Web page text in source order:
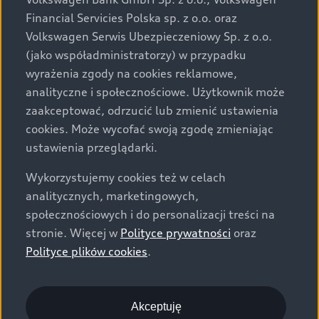
za dopłatą. Wiążące ustalenie ceny, wyposażenia i
specyfikacji pojazdu następują w umowie sprzedaży, a
określenie parametrów technicznych zawiera
świadectwo homologacji typu pojazdu. Zastrzegamy
sobie prawo do zmian i pomyłek. Wszelkie informacje
prezentowane na stronie są aktualne na dzień ich
zamieszczania. W celu uzyskania najnowszych
informacji prosimy kontaktować się z Partnerem Marki
Audi.
Wszystkie produkowane obecnie samochody marki Audi
są wykonywane z materiałów spełniających pod
względem możliwości odzysku i recyklingu wymagania
określone w normie ISO 22628 i są zgodne z
europejskimi świadectwami homologacji wydanymi wg
o.o. podlega obowiązkowi zapewnienia wszystkim
użytkownikom samochodów marki Volkswagen sieci
Financial Servicies Polska sp. z o.o. oraz
Volkswagen Serwis Ubezpieczeniowy Sp. z o.o.
(jako współadministratorzy) w przypadku
wyrażenia zgody na cookies reklamowe,
analityczne i społecznościowe. Użytkownik może
zaakceptować, odrzucić lub zmienić ustawienia
cookies. Może wycofać swoją zgodę zmieniając
ustawienia przeglądarki.
Wykorzystujemy cookies też w celach
analitycznych, marketingowych,
społecznościowych i do personalizacji treści na
stronie. Więcej w Polityce prywatności oraz
Polityce plików cookies.
Akceptuję